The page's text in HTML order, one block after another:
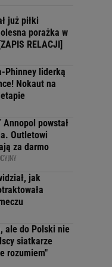
już piłki
porażka w
RELACJI]
Phinney liderką
Nokaut na
Annopol powstał
Outletowi
za darmo
jak
ale do Polski nie
siatkarze
rozumiem"